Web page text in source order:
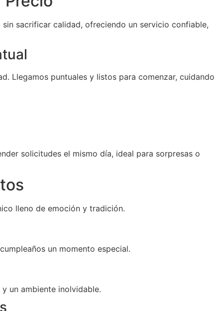
sacrificar calidad, ofreciendo un servicio confiable,
Llegamos puntuales y listos para comenzar, cuidando
solicitudes el mismo día, ideal para sorpresas o
lleno de emoción y tradición.
un momento especial.
un ambiente inolvidable.